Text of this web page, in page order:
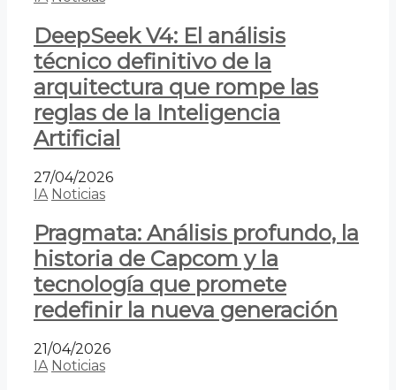
DeepSeek V4: El análisis
técnico definitivo de la
arquitectura que rompe las
reglas de la Inteligencia
Artificial
27/04/2026
IA Noticias
Pragmata: Análisis profundo, la
historia de Capcom y la
tecnología que promete
redefinir la nueva generación
21/04/2026
IA Noticias